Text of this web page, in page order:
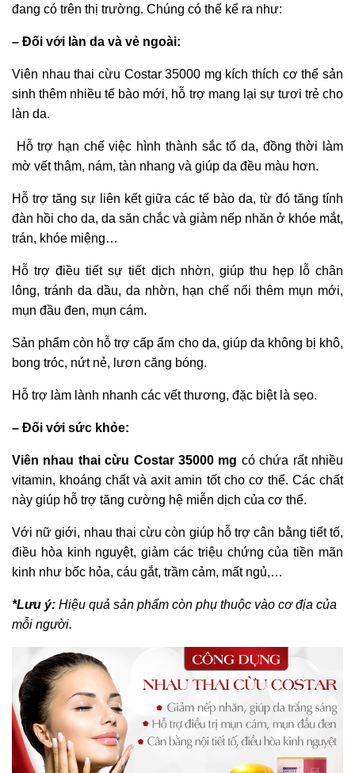
đang có trên thị trường. Chúng có thể kể ra như:
– Đối với làn da và vẻ ngoài:
Viên nhau thai cừu Costar 35000 mg kích thích cơ thể sản
sinh thêm nhiều tế bào mới, hỗ trợ mang lại sự tươi trẻ cho
làn da.
Hỗ trợ hạn chế việc hình thành sắc tố da, đồng thời làm
mờ vết thâm, nám, tàn nhang và giúp da đều màu hơn.
Hỗ trợ tăng sự liên kết giữa các tế bào da, từ đó tăng tính
đàn hồi cho da, da săn chắc và giảm nếp nhăn ở khóe mắt,
trán, khóe miệng…
Hỗ trợ điều tiết sự tiết dịch nhờn, giúp thu hẹp lỗ chân
lông, tránh da dầu, da nhờn, hạn chế nổi thêm mụn mới,
mụn đầu đen, mụn cám.
Sản phẩm còn hỗ trợ cấp ẩm cho da, giúp da không bị khô,
bong tróc, nứt nẻ, lươn căng bóng.
Hỗ trợ làm lành nhanh các vết thương, đặc biệt là sẹo.
– Đối với sức khỏe:
Viên nhau thai cừu Costar 35000 mg có chứa rất nhiều
vitamin, khoáng chất và axit amin tốt cho cơ thể. Các chất
này giúp hỗ trợ tăng cường hệ miễn dịch của cơ thể.
Với nữ giới, nhau thai cừu còn giúp hỗ trợ cân bằng tiết tố,
điều hòa kinh nguyệt, giảm các triệu chứng của tiền mãn
kinh như bốc hỏa, cáu gắt, trầm cảm, mất ngủ,…
*Lưu ý: Hiệu quả sản phẩm còn phụ thuộc vào cơ địa của
mỗi người.